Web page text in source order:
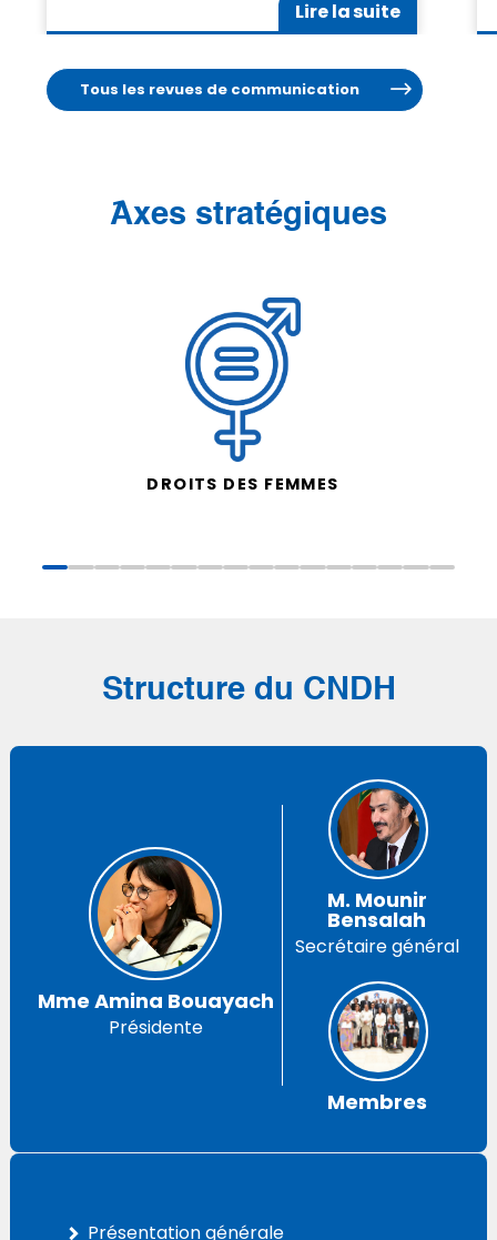
Lire la suite
Tous les revues de communication
َAxes stratégiques
DROITS DES FEMMES
Structure du CNDH
Mme Amina Bouayach
Présidente
M. Mounir
Bensalah
Secrétaire général
Membres
Présentation générale